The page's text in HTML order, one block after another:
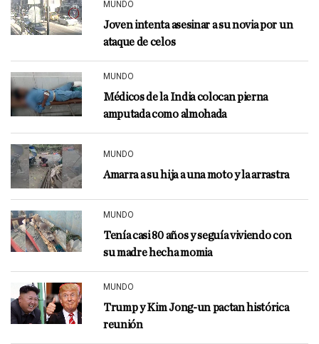
MUNDO
Joven intenta asesinar a su novia por un
ataque de celos
MUNDO
Médicos de la India colocan pierna
amputada como almohada
MUNDO
Amarra a su hija a una moto y la arrastra
MUNDO
Tenía casi 80 años y seguía viviendo con
su madre hecha momia
MUNDO
Trump y Kim Jong-un pactan histórica
reunión